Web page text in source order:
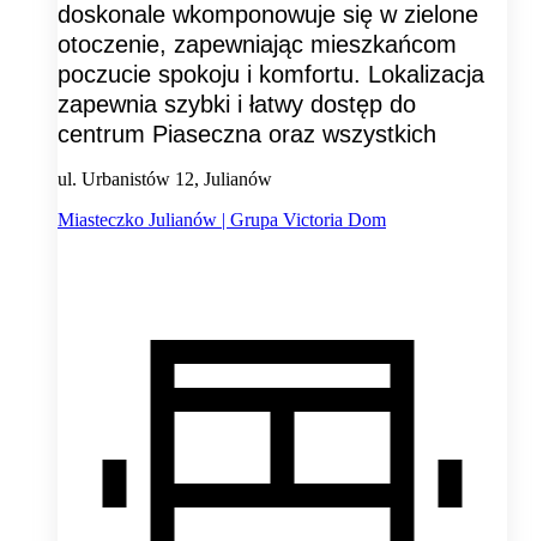
doskonale wkomponowuje się w zielone
otoczenie, zapewniając mieszkańcom
poczucie spokoju i komfortu. Lokalizacja
zapewnia szybki i łatwy dostęp do
centrum Piaseczna oraz wszystkich
ul. Urbanistów 12, Julianów
Miasteczko Julianów | Grupa Victoria Dom